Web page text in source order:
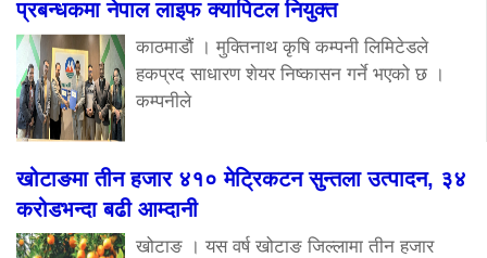
प्रबन्धकमा नेपाल लाइफ क्यापिटल नियुक्त
काठमाडौं । मुक्तिनाथ कृषि कम्पनी लिमिटेडले
हकप्रद साधारण शेयर निष्कासन गर्ने भएको छ ।
कम्पनीले
खोटाङमा तीन हजार ४१० मेट्रिकटन सुन्तला उत्पादन, ३४
करोडभन्दा बढी आम्दानी
खोटाङ । यस वर्ष खोटाङ जिल्लामा तीन हजार